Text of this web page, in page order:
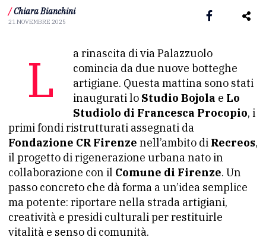
/ Chiara Bianchini
21 NOVEMBRE 2025
La rinascita di via Palazzuolo
comincia da due nuove botteghe
artigiane. Questa mattina sono stati
inaugurati lo Studio Bojola e Lo
Studiolo di Francesca Procopio, i
primi fondi ristrutturati assegnati da
Fondazione CR Firenze nell’ambito di Recreos,
il progetto di rigenerazione urbana nato in
collaborazione con il Comune di Firenze. Un
passo concreto che dà forma a un’idea semplice
ma potente: riportare nella strada artigiani,
creatività e presidi culturali per restituirle
vitalità e senso di comunità.